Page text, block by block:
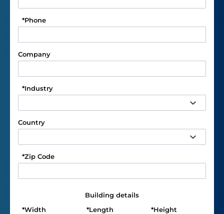
Phone
*
Company
Industry
*
Country
Zip Code
*
Building details
Width
* Length
* Height
*